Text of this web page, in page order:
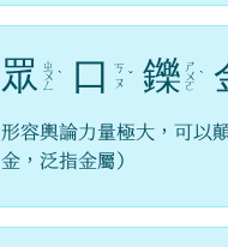
眾 ㄓ
ㄨ
ㄥ
ˋ 口
ㄎ
ㄡ ˇ 鑠 ㄕ
ㄨ
ㄛ
ˋ
形容輿論力量極大，可以
金，泛指金屬）